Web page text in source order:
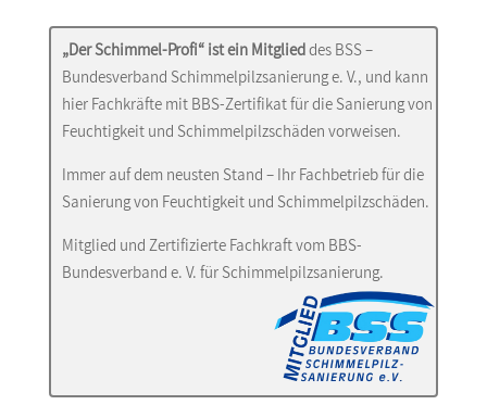
„Der Schimmel-Profi“ ist ein Mitglieddes BSS –
Bundesverband Schimmelpilzsanierung e. V., und kann
hier Fachkräfte mit BBS-Zertifikat für die Sanierung von
Feuchtigkeit und Schimmelpilzschäden vorweisen.
Immer auf dem neusten Stand – Ihr Fachbetrieb für die
Sanierung von Feuchtigkeit und Schimmelpilzschäden.
Mitglied und Zertifizierte Fachkraft vom BBS-
Bundesverband e. V. für Schimmelpilzsanierung.